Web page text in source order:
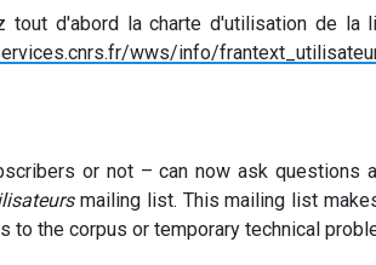
tout d'abord la charte d'utilisation de la
wws/info/
or not – can now ask questions
mailing list. This mailing list
to the corpus or temporary technical